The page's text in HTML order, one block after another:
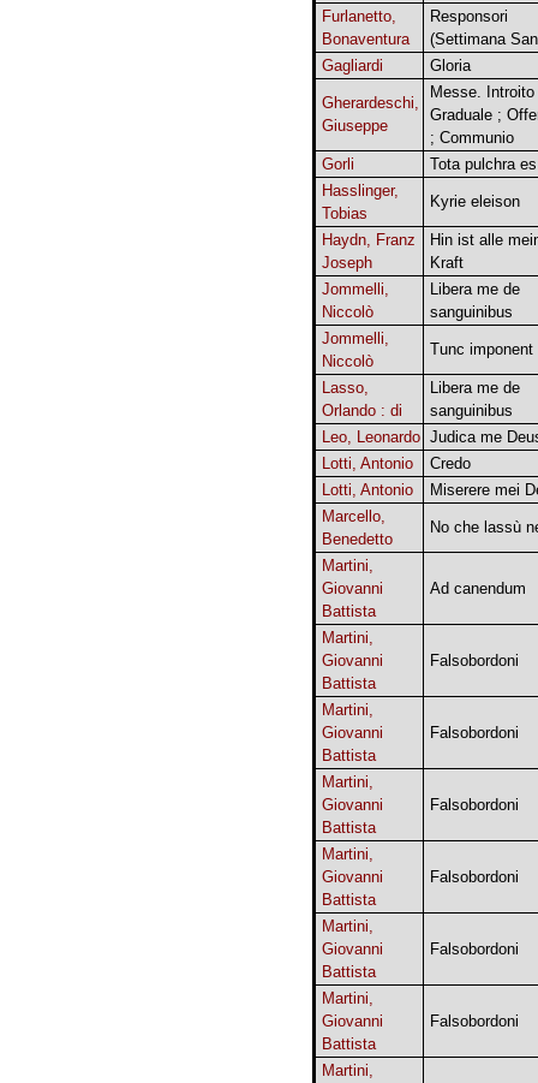
Furlanetto,
Bonaventura
Responsori
(Settimana
Gagliardi
Gloria
Gherardeschi,
Giuseppe
Messe. Introito
Graduale ;
; Communio
Gorli
Tota pulchra es
Hasslinger,
Tobias
Kyrie eleison
Haydn, Franz
Joseph
Hin ist alle
Kraft
Jommelli,
Niccolò
Libera me de
sanguinibus
Jommelli,
Niccolò
Tunc imponent
Lasso,
Orlando : di
Libera me de
sanguinibus
Leo, Leonardo Judica me
Lotti, Antonio
Credo
Lotti, Antonio
Miserere mei
Marcello,
Benedetto
No che lassù
Martini,
Giovanni
Battista
Ad canendum
Martini,
Giovanni
Battista
Falsobordoni
Martini,
Giovanni
Battista
Falsobordoni
Martini,
Giovanni
Battista
Falsobordoni
Martini,
Giovanni
Battista
Falsobordoni
Martini,
Giovanni
Battista
Falsobordoni
Martini,
Giovanni
Battista
Falsobordoni
Martini,